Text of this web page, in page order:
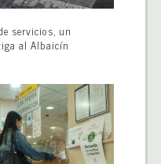
servicios, un
al Albaicín